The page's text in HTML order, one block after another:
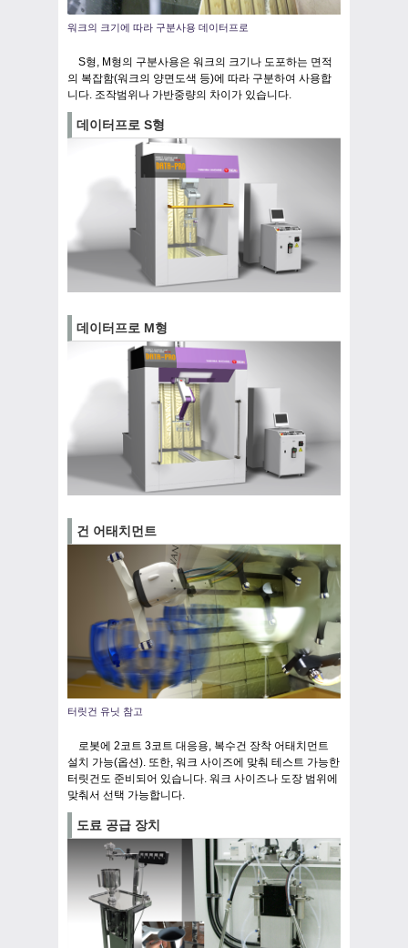
워크의 크기에 따라 구분사용 데이터프로
S형, M형의 구분사용은 워크의 크기나 도포하는 면적
의 복잡함(워크의 양면도색 등)에 따라 구분하여 사용합
니다. 조작범위나 가반중량의 차이가 있습니다.
데이터프로 S형
데이터프로 M형
건 어태치먼트
터릿건 유닛 참고
로봇에 2코트 3코트 대응용, 복수건 장착 어태치먼트
설치 가능(옵션). 또한, 워크 사이즈에 맞춰 테스트 가능한
터릿건도 준비되어 있습니다. 워크 사이즈나 도장 범위에
맞춰서 선택 가능합니다.
도료 공급 장치